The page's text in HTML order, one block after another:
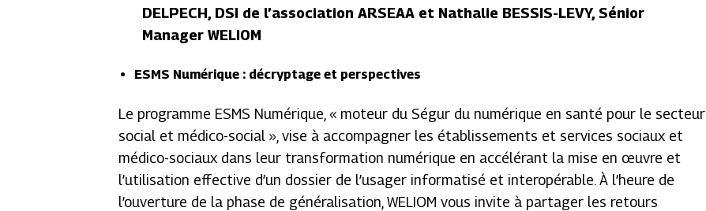
DELPECH, DSI de l’association ARSEAA et Nathalie BESSIS-LEVY, Sénior
Manager WELIOM
ESMS Numérique : décryptage et perspectives
Le programme ESMS Numérique, « moteur du Ségur du numérique en santé pour le secteur
social et médico-social », vise à accompagner les établissements et services sociaux et
médico-sociaux dans leur transformation numérique en accélérant la mise en œuvre et
l’utilisation effective d’un dossier de l’usager informatisé et interopérable. À l’heure de
l’ouverture de la phase de généralisation, WELIOM vous invite à partager les retours